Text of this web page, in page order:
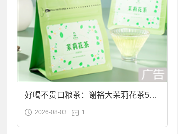
好喝不贵口粮茶：谢裕大茉莉花茶50g
袋装9.9元到手
2026-08-03 1